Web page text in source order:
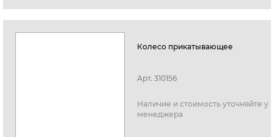
Колесо прикатывающее
Арт.310156
Наличие и стоимость уточняйте у
менеджера